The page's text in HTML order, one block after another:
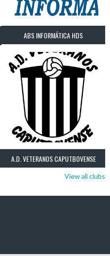
ABS INFORMÁTICA HDS
A.D. VETERANOS CAPUTBOVENSE
View all clubs